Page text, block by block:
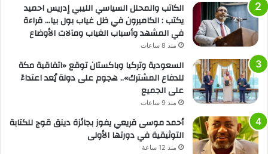
الكاتب والمحلل السياسي الليبي إدريس احميد
يكتب : الكاميرون في ظل غياب بول بيا… قراءة
في المشهد وأسباب الغياب ومآلات الأوضاع
منذ 8 ساعات
السعودية وتركيا وباكستان توقع «اتفاقية مكة
للدفاع المشترك».. هجوم على دولة يُعد اعتداءً
على الجميع
منذ 9 ساعات
أحمد موسى قريعي يفوز بجائزة دينق قوج للكتابة
التوثيقية في دورتها الأولى
منذ 12 ساعة